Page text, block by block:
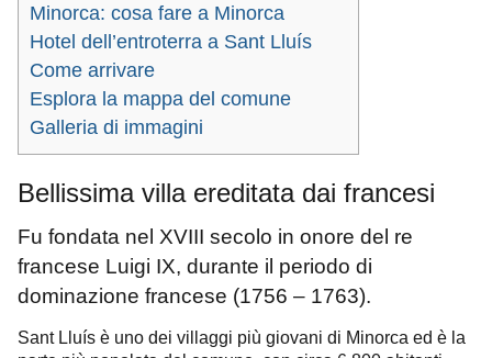
Minorca: cosa fare a Minorca
Hotel dell’entroterra a Sant Lluís
Come arrivare
Esplora la mappa del comune
Galleria di immagini
Bellissima villa ereditata dai francesi
Fu fondata nel XVIII secolo in onore del re
francese Luigi IX, durante il periodo di
dominazione francese (1756 – 1763).
Sant Lluís è uno dei villaggi più giovani di Minorca ed è la